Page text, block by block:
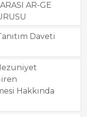
AR-GE
Daveti
Hakkında